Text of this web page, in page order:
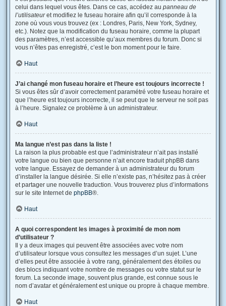
celui dans lequel vous êtes. Dans ce cas, accédez au panneau de
l’utilisateuret modifiez le fuseau horaire afin qu’il corresponde à la
zone où vous vous trouvez (ex : Londres, Paris, New York, Sydney,
etc.). Notez que la modification du fuseau horaire, comme la plupart
des paramètres, n’est accessible qu’aux membres du forum. Donc si
vous n’êtes pas enregistré, c’est le bon moment pour le faire.
Haut
J’ai changé mon fuseau horaire et l’heure est toujours incorrecte !
Si vous êtes sûr d’avoir correctement paramétré votre fuseau horaire et
que l’heure est toujours incorrecte, il se peut que le serveur ne soit pas
à l’heure. Signalez ce problème à un administrateur.
Haut
Ma langue n’est pas dans la liste !
La raison la plus probable est que l’administrateur n’ait pas installé
votre langue ou bien que personne n’ait encore traduit phpBB dans
votre langue. Essayez de demander à un administrateur du forum
d’installer la langue désirée. Si elle n’existe pas, n’hésitez pas à créer
et partager une nouvelle traduction. Vous trouverez plus d’informations
sur le site Internet de phpBB®.
Haut
A quoi correspondent les images à proximité de mon nom
d’utilisateur ?
Il y a deux images qui peuvent être associées avec votre nom
d’utilisateur lorsque vous consultez les messages d’un sujet. L’une
d’elles peut être associée à votre rang, généralement des étoiles ou
des blocs indiquant votre nombre de messages ou votre statut sur le
forum. La seconde image, souvent plus grande, est connue sous le
nom d’avatar et généralement est unique ou propre à chaque membre.
Haut